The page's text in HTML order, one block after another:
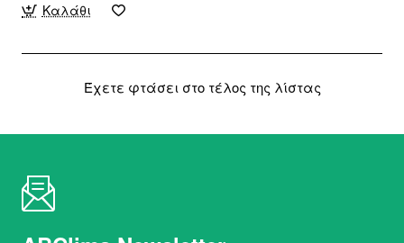
Καλάθι
Έχετε φτάσει στο τέλος της λίστας